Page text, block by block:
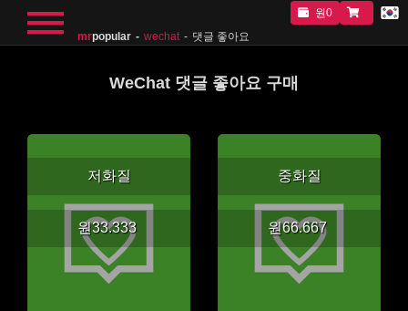
mrpopular wechat 댓글 좋아요
원0
WeChat 댓글 좋아요 구매
저화질
원33.333
중화질
원66.667